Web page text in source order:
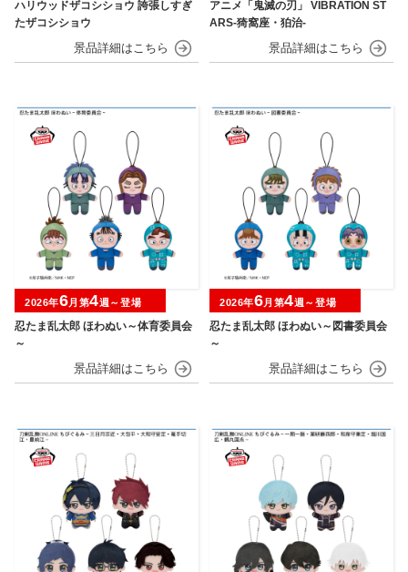
ハリウッドザコシショウ 誇張しすぎ
たザコシショウ
アニメ「鬼滅の刃」 VIBRATION ST
ARS-猗窩座・狛治-
忍たま乱太郎 ほわぬい～体育委員会
～
2026年6月第4週～登場
忍たま乱太郎 ほわぬい～図書委員会
～
2026年6月第4週～登場